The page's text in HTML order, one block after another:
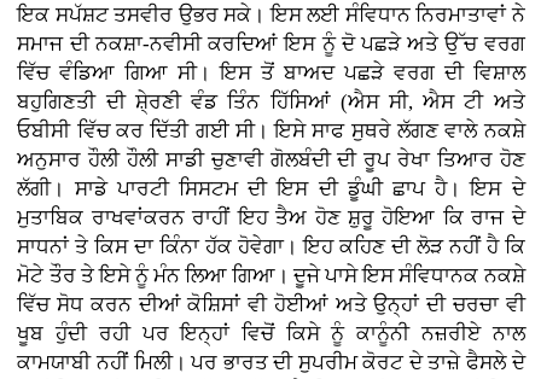
ਇਕ ਸਪੱਸ਼ਟ ਤਸਵੀਰ ਉਭਰ ਸਕੇ। ਇਸ ਲਈ ਸੰਵਿਧਾਨ ਨਿਰਮਾਤਾਵਾਂ ਨੇ
ਸਮਾਜ ਦੀ ਨਕਸ਼ਾ-ਨਵੀਸੀ ਕਰਦਿਆਂ ਇਸ ਨੂੰ ਦੋ ਪਛੜੇ ਅਤੇ ਉੱਚ ਵਰਗ
ਵਿੱਚ ਵੰਡਿਆ ਗਿਆ ਸੀ। ਇਸ ਤੋਂ ਬਾਅਦ ਪਛੜੇ ਵਰਗ ਦੀ ਵਿਸ਼ਾਲ
ਬਹੁਗਿਣਤੀ ਦੀ ਸ਼ੇ੍ਰਣੀ ਵੰਡ ਤਿੰਨ ਹਿੱਸਿਆਂ (ਐਸ ਸੀ, ਐਸ ਟੀ ਅਤੇ
ਓਬੀਸੀ ਵਿੱਚ ਕਰ ਦਿੱਤੀ ਗਈ ਸੀ। ਇਸੇ ਸਾਫ ਸੁਥਰੇ ਲੱਗਣ ਵਾਲੇ ਨਕਸ਼ੇ
ਅਨੁਸਾਰ ਹੌਲੀ ਹੌਲੀ ਸਾਡੀ ਚੁਣਾਵੀ ਗੋਲਬੰਦੀ ਦੀ ਰੂਪ ਰੇਖਾ ਤਿਆਰ ਹੋਣ
ਲੱਗੀ। ਸਾਡੇ ਪਾਰਟੀ ਸਿਸਟਮ ਦੀ ਇਸ ਦੀ ਡੂੰਘੀ ਛਾਪ ਹੈ। ਇਸ ਦੇ
ਮੁਤਾਬਿਕ ਰਾਖਵਾਂਕਰਨ ਰਾਹੀਂ ਇਹ ਤੈਅ ਹੋਣ ਸ਼ੁਰੂ ਹੋਇਆ ਕਿ ਰਾਜ ਦੇ
ਸਾਧਨਾਂ ਤੇ ਕਿਸ ਦਾ ਕਿੰਨਾ ਹੱਕ ਹੋਵੇਗਾ। ਇਹ ਕਹਿਣ ਦੀ ਲੋੜ ਨਹੀਂ ਹੈ ਕਿ
ਮੋਟੇ ਤੌਰ ਤੇ ਇਸੇ ਨੂੰ ਮੰਨ ਲਿਆ ਗਿਆ। ਦੂਜੇ ਪਾਸੇ ਇਸ ਸੰਵਿਧਾਨਕ ਨਕਸ਼ੇ
ਵਿੱਚ ਸੋਧ ਕਰਨ ਦੀਆਂ ਕੋਸ਼ਿਸਾਂ ਵੀ ਹੋਈਆਂ ਅਤੇ ਉਨ੍ਹਾਂ ਦੀ ਚਰਚਾ ਵੀ
ਖੂਬ ਹੁੰਦੀ ਰਹੀ ਪਰ ਇਨ੍ਹਾਂ ਵਿਚੋਂ ਕਿਸੇ ਨੂੰ ਕਾਨੂੰਨੀ ਨਜ਼ਰੀਏ ਨਾਲ
ਕਾਮਯਾਬੀ ਨਹੀਂ ਮਿਲੀ। ਪਰ ਭਾਰਤ ਦੀ ਸੁਪਰੀਮ ਕੋਰਟ ਦੇ ਤਾਜ਼ੇ ਫੈਸਲੇ ਦੇ